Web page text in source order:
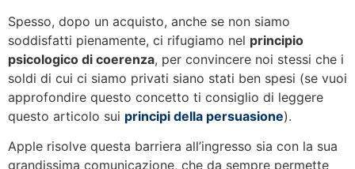
Spesso, dopo un acquisto, anche se non siamo
soddisfatti pienamente, ci rifugiamo nel principio
psicologico di coerenza, per convincere noi stessi che i
soldi di cui ci siamo privati siano stati ben spesi (se vuoi
approfondire questo concetto ti consiglio di leggere
questo articolo sui principi della persuasione).
Apple risolve questa barriera all’ingresso sia con la sua
grandissima comunicazione, che da sempre permette